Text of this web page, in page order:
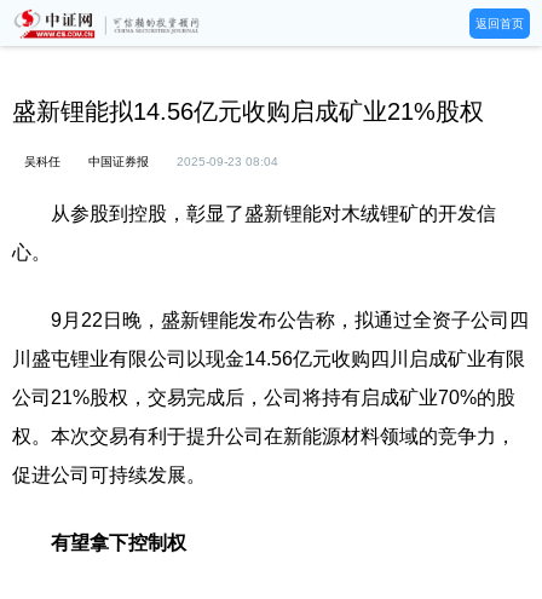
返回首页
盛新锂能拟14.56亿元收购启成矿业21%股权
吴科任 中国证券报 2025-09-23 08:04
从参股到控股，彰显了盛新锂能对木绒锂矿的开发信
心。
9月22日晚，盛新锂能发布公告称，拟通过全资子公司四
川盛屯锂业有限公司以现金14.56亿元收购四川启成矿业有限
公司21%股权，交易完成后，公司将持有启成矿业70%的股
权。本次交易有利于提升公司在新能源材料领域的竞争力，
促进公司可持续发展。
有望拿下控制权